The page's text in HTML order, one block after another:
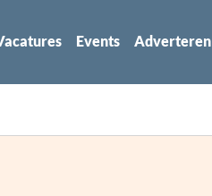
Events Adverteren